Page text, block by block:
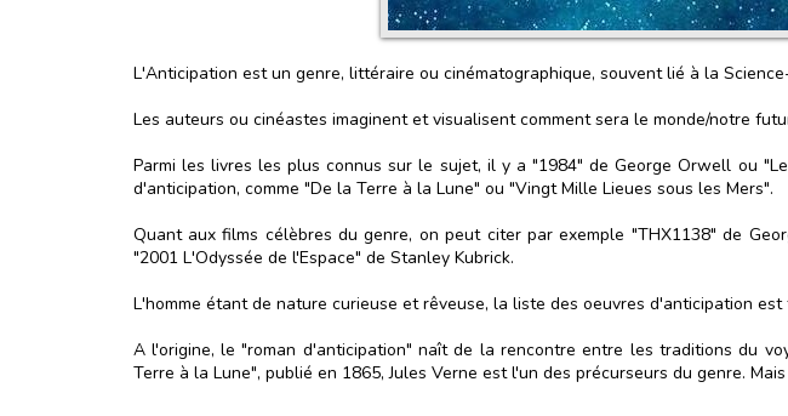
L'Anticipation est un genre, littéraire ou cinématographique, souvent lié à la
Les auteurs ou cinéastes imaginent et visualisent comment sera le monde/notre
Parmi les livres les plus connus sur le sujet, il y a "1984" de George Orwell ou
d'anticipation, comme "De la Terre à la Lune" ou "Vingt Mille Lieues sous les Mers".
Quant aux films célèbres du genre, on peut citer par exemple "THX1138" de
"2001 L'Odyssée de l'Espace" de Stanley Kubrick.
L'homme étant de nature curieuse et rêveuse, la liste des oeuvres d'anticipation est
A l'origine, le "roman d'anticipation" naît de la rencontre entre les traditions du
Terre à la Lune", publié en 1865, Jules Verne est l'un des précurseurs du genre.